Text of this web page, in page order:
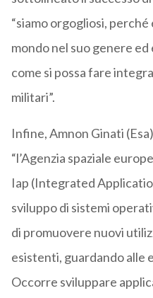
“siamo orgogliosi, perché
mondo nel suo genere
come si possa fare
militari”.
Infine, Amnon Ginati
“l’Agenzia spaziale
Iap (Integrated
sviluppo di sistemi
di promuovere nuovi
esistenti, guardando alle
Occorre sviluppare